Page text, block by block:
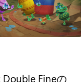
Fineの